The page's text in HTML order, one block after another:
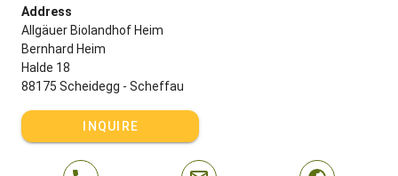
Address
Allgäuer Biolandhof Heim
Bernhard Heim
Halde 18
88175 Scheidegg - Scheffau
INQUIRE